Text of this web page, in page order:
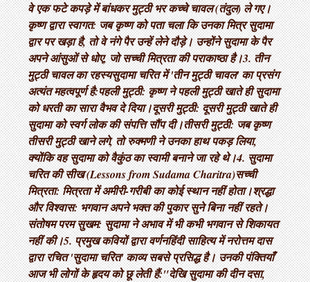
वे एक फटे कपड़े में बांधकर मुट्ठी भर कच्चे चावल (तंदुल) ले गए। ​
कृष्ण द्वारा स्वागत: जब कृष्ण को पता चला कि उनका मित्र सुदामा
द्वार पर खड़ा है, तो वे नंगे पैर उन्हें लेने दौड़े। उन्होंने सुदामा के पैर
अपने आंसुओं से धोए, जो सच्ची मित्रता की पराकाष्ठा है। ​3. तीन
मुट्ठी चावल का रहस्य ​सुदामा चरित में 'तीन मुट्ठी चावल' का प्रसंग
अत्यंत महत्वपूर्ण है: ​पहली मुट्ठी: कृष्ण ने पहली मुट्ठी खाते ही सुदामा
को धरती का सारा वैभव दे दिया। ​दूसरी मुट्ठी: दूसरी मुट्ठी खाते ही
सुदामा को स्वर्ग लोक की संपत्ति सौंप दी। ​तीसरी मुट्ठी: जब कृष्ण
तीसरी मुट्ठी खाने लगे, तो रुक्मणी ने उनका हाथ पकड़ लिया,
क्योंकि वह सुदामा को वैकुंठ का स्वामी बनाने जा रहे थे। ​4. सुदामा
चरित की सीख (Lessons from Sudama Charitra) ​सच्ची
मित्रता: मित्रता में अमीरी-गरीबी का कोई स्थान नहीं होता। ​श्रद्धा
और विश्वास: भगवान अपने भक्त की पुकार सुने बिना नहीं रहते। ​
संतोषम परम सुखम: सुदामा ने अभाव में भी कभी भगवान से शिकायत
नहीं की। ​5. प्रमुख कवियों द्वारा वर्णन ​हिंदी साहित्य में नरोत्तम दास
द्वारा रचित 'सुदामा चरित' काव्य सबसे प्रसिद्ध है। उनकी पंक्तियाँ
आज भी लोगों के हृदय को छू लेती हैं: ​"देखि सुदामा की दीन दसा,